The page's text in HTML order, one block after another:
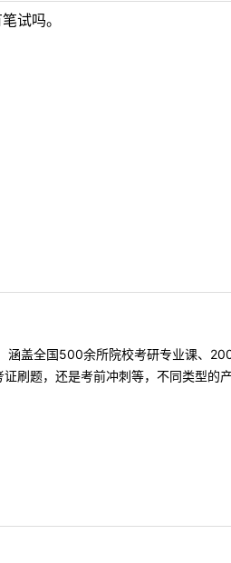
试吗。
盖全国500余所院校考研专业课、
刷题，还是考前冲刺等，不同类型的